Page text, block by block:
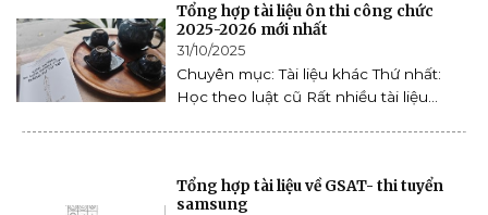
Tổng hợp tài liệu ôn thi công chức
2025-2026 mới nhất
31/10/2025
Chuyên mục: Tài liệu khác Thứ nhất:
Học theo luật cũ Rất nhiều tài liệu...
Tổng hợp tài liệu về GSAT- thi tuyển
samsung